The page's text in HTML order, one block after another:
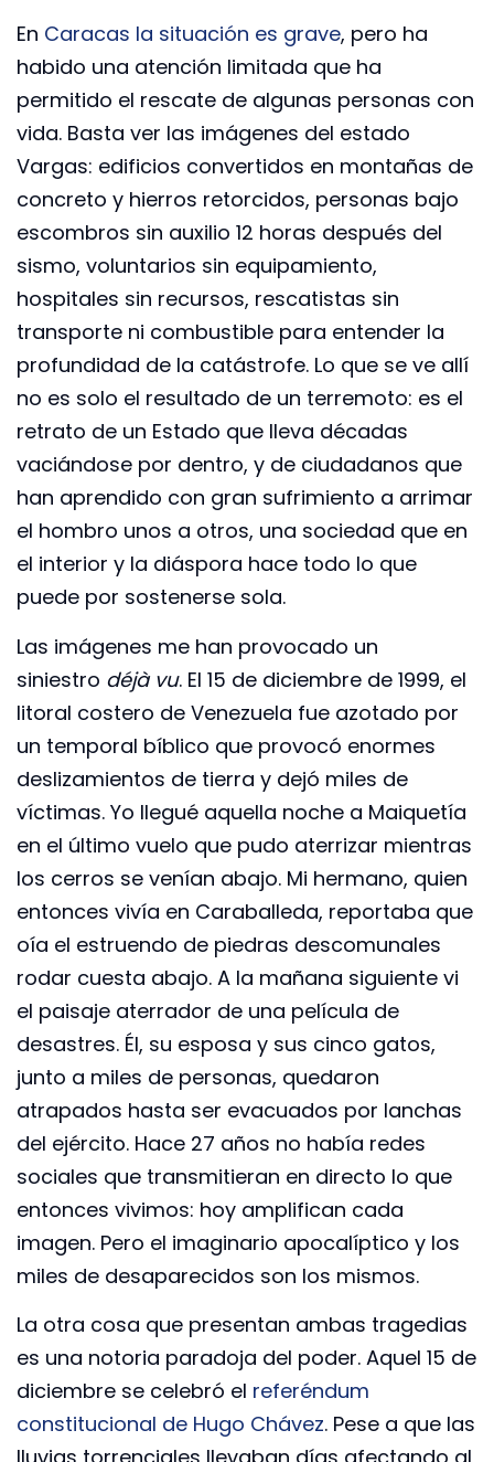
En Caracas la situación es grave, pero ha
habido una atención limitada que ha
permitido el rescate de algunas personas con
vida. Basta ver las imágenes del estado
Vargas: edificios convertidos en montañas de
concreto y hierros retorcidos, personas bajo
escombros sin auxilio 12 horas después del
sismo, voluntarios sin equipamiento,
hospitales sin recursos, rescatistas sin
transporte ni combustible para entender la
profundidad de la catástrofe. Lo que se ve allí
no es solo el resultado de un terremoto: es el
retrato de un Estado que lleva décadas
vaciándose por dentro, y de ciudadanos que
han aprendido con gran sufrimiento a arrimar
el hombro unos a otros, una sociedad que en
el interior y la diáspora hace todo lo que
puede por sostenerse sola.
Las imágenes me han provocado un
siniestro déjà vu. El 15 de diciembre de 1999, el
litoral costero de Venezuela fue azotado por
un temporal bíblico que provocó enormes
deslizamientos de tierra y dejó miles de
víctimas. Yo llegué aquella noche a Maiquetía
en el último vuelo que pudo aterrizar mientras
los cerros se venían abajo. Mi hermano, quien
entonces vivía en Caraballeda, reportaba que
oía el estruendo de piedras descomunales
rodar cuesta abajo. A la mañana siguiente vi
el paisaje aterrador de una película de
desastres. Él, su esposa y sus cinco gatos,
junto a miles de personas, quedaron
atrapados hasta ser evacuados por lanchas
del ejército. Hace 27 años no había redes
sociales que transmitieran en directo lo que
entonces vivimos: hoy amplifican cada
imagen. Pero el imaginario apocalíptico y los
miles de desaparecidos son los mismos.
La otra cosa que presentan ambas tragedias
es una notoria paradoja del poder. Aquel 15 de
diciembre se celebró el referéndum
constitucional de Hugo Chávez. Pese a que las